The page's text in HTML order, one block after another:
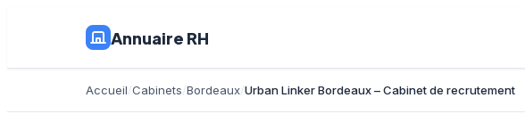
Annuaire RH
Accueil Cabinets Bordeaux Urban Linker Bordeaux – Cabinet de recrutement